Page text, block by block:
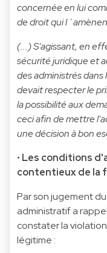
concernée en lui
de droit qui
(...) S'agissant, en
sécurité juridique et
des administrés
devait respecter le
la possibilité aux
ceci afin de mettre
une décision à bon
• Les conditions
contentieux de la
Par son jugement
administratif a
constater la
légitime :